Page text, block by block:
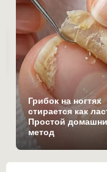
Грибок на ногтях
стирается как
Простой
метод